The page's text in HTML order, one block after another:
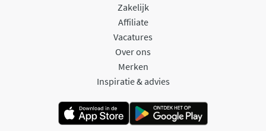
Zakelijk
Affiliate
Vacatures
Over ons
Merken
Inspiratie & advies